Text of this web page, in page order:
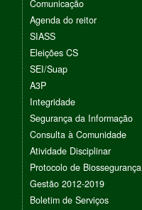
Comunicação
Agenda do reitor
SIASS
Eleições CS
SEI/Suap
A3P
Integridade
Segurança da Informação
Consulta à Comunidade
Atividade Disciplinar
Protocolo de Biossegurança
Gestão 2012-2019
Boletim de Serviços